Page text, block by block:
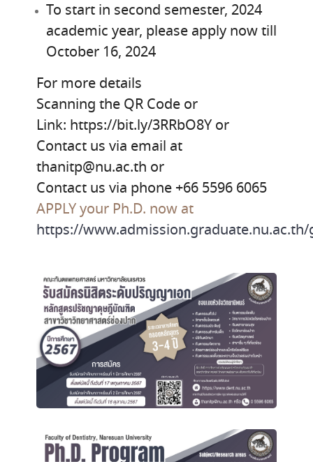
To start in second semester, 2024
academic year, please apply now till
October 16, 2024
For more details
Scanning the QR Code or
Link: https://bit.ly/3RRbO8Y or
Contact us via email at
thanitp@nu.ac.th or
Contact us via phone +66 5596 6065
APPLY your Ph.D. now at
https://